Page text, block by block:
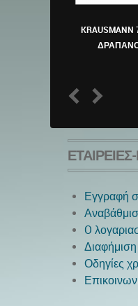
Εγγραφή
O
Διαφήμιση
Οδηγίες